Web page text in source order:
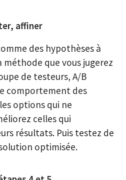
affiner
des hypothèses à
que vous jugerez
de testeurs, A/B
comportement des
options qui ne
celles qui
résultats. Puis testez de
optimisée.